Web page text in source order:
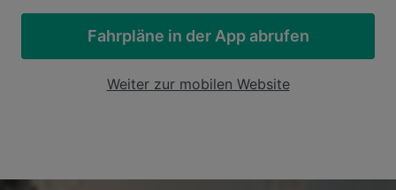
Fahrpläne in der App abrufen
Weiter zur mobilen Website